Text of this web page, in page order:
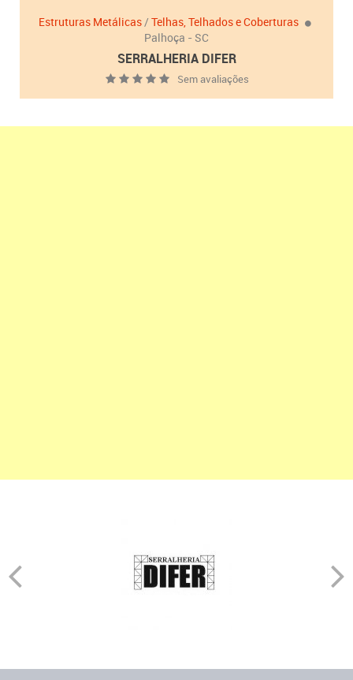
Estruturas Metálicas/Telhas, Telhados e Coberturas
Palhoça - SC
SERRALHERIA DIFER
Sem avaliações